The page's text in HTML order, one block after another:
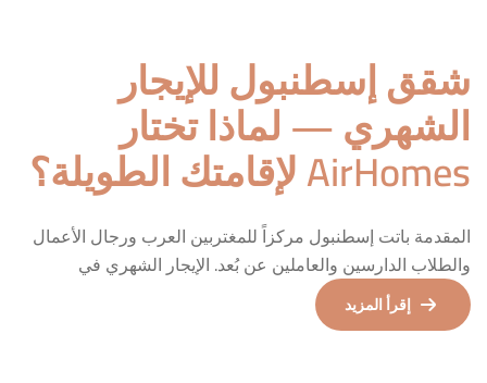
شقق إسطنبول للإيجار
الشهري — لماذا تختار
AirHomes لإقامتك الطويلة؟
المقدمة باتت إسطنبول مركزاً للمغتربين العرب ورجال الأعمال
والطلاب الدارسين والعاملين عن بُعد. الإيجار الشهري في
إسطنبول ليس مجرد توفير مالي — بل نمط حياة مختلف تماماً
يمنحك استقلالية حقيقية وانغماساً عميقاً في ثقافة المدينة. من
إقرأ المزيد